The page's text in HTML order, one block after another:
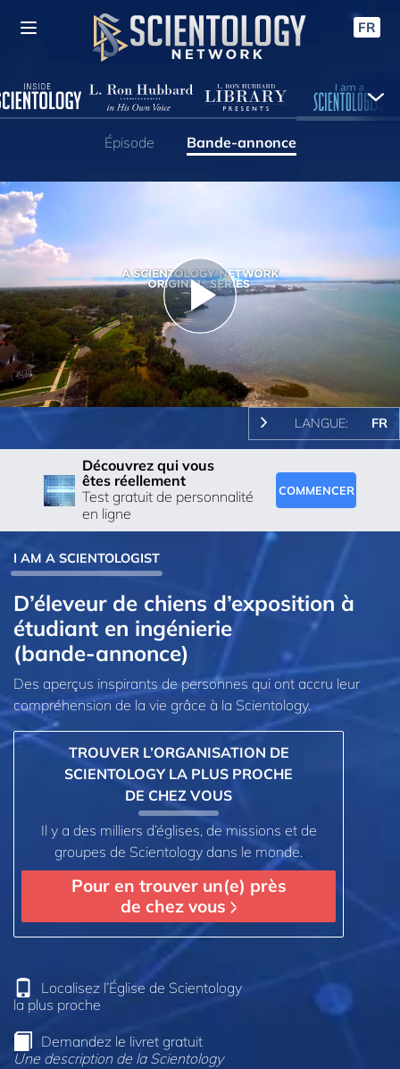
FR
Épisode Bande-annonce
Play
Video
LANGUE: FR
Découvrez qui vous
êtes réellement
Test gratuit de personnalité
en ligne
COMMENCER
I AM A SCIENTOLOGIST
D’éleveur de chiens d’exposition à
étudiant en ingénierie
(bande-annonce)
Des aperçus inspirants de personnes qui ont accru leur
compréhension de la vie grâce à la Scientology.
TROUVER L’ORGANISATION DE
SCIENTOLOGY LA PLUS PROCHE
DE CHEZ VOUS
Il y a des milliers d’églises, de missions et de
groupes de Scientology dans le monde.
Pour en trouver un(e) près
de chez vous
Localisez l’Église de Scientology
la plus proche
Demandez le livret gratuit
Une description de la Scientology